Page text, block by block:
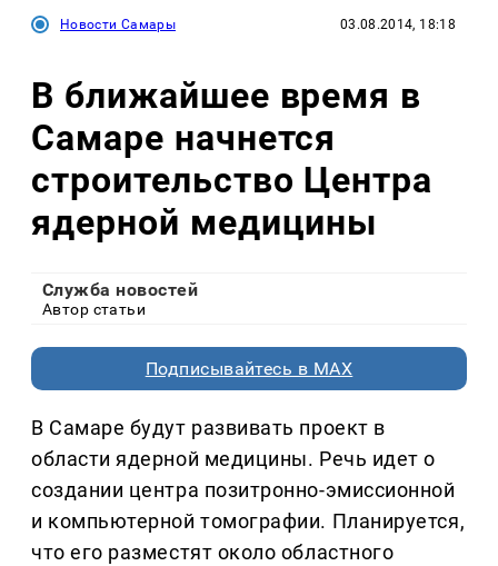
Новости Самары 03.08.2014, 18:18
В ближайшее время в
Самаре начнется
строительство Центра
ядерной медицины
Служба новостей
Автор статьи
Подписывайтесь в MAX
В Самаре будут развивать проект в
области ядерной медицины. Речь идет о
создании центра позитронно-эмиссионной
и компьютерной томографии. Планируется,
что его разместят около областного